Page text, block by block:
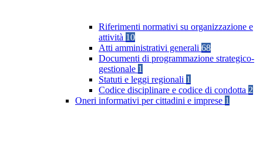
Riferimenti normativi su organizzazione e
attività 10
Atti amministrativi generali 68
Documenti di programmazione strategico-
gestionale 1
Statuti e leggi regionali 1
Codice disciplinare e codice di condotta 2
Oneri informativi per cittadini e imprese 1